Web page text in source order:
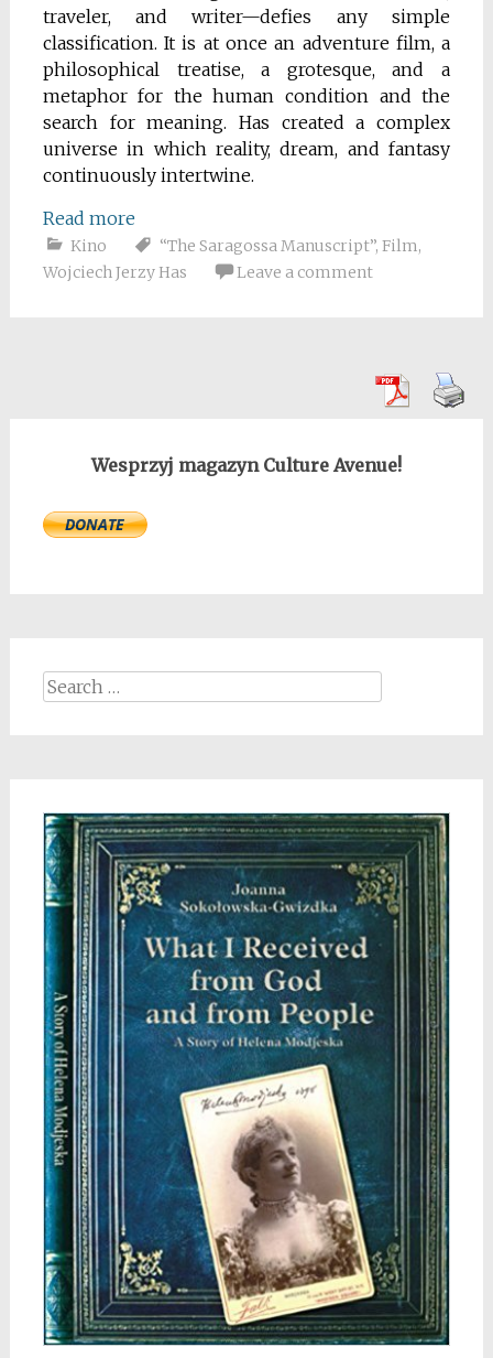
traveler, and writer—defies any simple
classification. It is at once an adventure film, a
philosophical treatise, a grotesque, and a
metaphor for the human condition and the
search for meaning. Has created a complex
universe in which reality, dream, and fantasy
continuously intertwine.
Read more
Kino “The Saragossa Manuscript”, Film,
Wojciech Jerzy Has
Leave a comment
Wesprzyj magazyn Culture Avenue!
Search
for: